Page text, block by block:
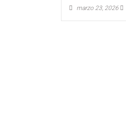
marzo 23, 2026